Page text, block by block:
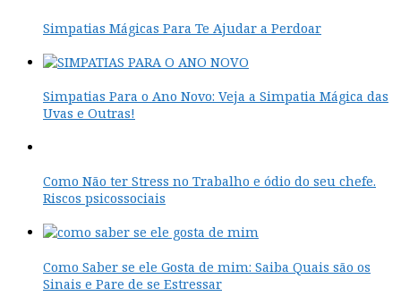
Simpatias Mágicas Para Te Ajudar a Perdoar
Simpatias Para o Ano Novo: Veja a Simpatia Mágica das
Uvas e Outras!
Como Não ter Stress no Trabalho e ódio do seu chefe.
Riscos psicossociais
Como Saber se ele Gosta de mim: Saiba Quais são os
Sinais e Pare de se Estressar